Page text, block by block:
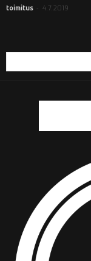
toimitus - 4.7.2019